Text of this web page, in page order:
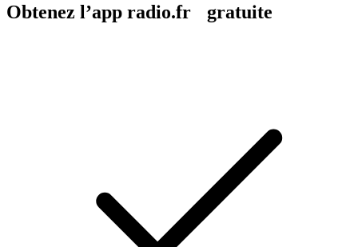
Obtenez l’app radio.fr gratuite